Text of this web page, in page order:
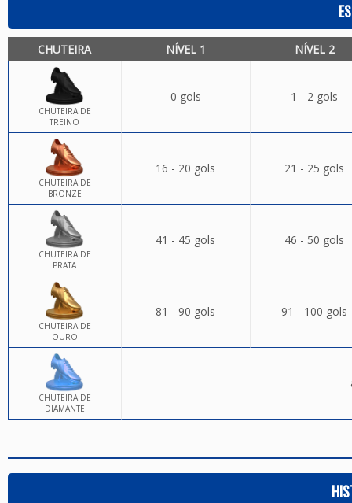
CHUTEIRA NÍVEL 1 NÍVEL 2
CHUTEIRA DE
TREINO
0 gols 1 - 2 gols
CHUTEIRA DE
BRONZE
16 - 20 gols 21 - 25 gols
CHUTEIRA DE
PRATA
41 - 45 gols 46 - 50 gols
CHUTEIRA DE
OURO
81 - 90 gols 91 - 100 gols
CHUTEIRA DE
DIAMANTE